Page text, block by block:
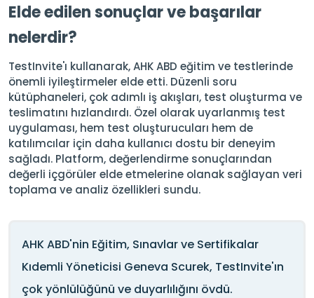
Elde edilen sonuçlar ve başarılar
nelerdir?
TestInvite'ı kullanarak, AHK ABD eğitim ve testlerinde
önemli iyileştirmeler elde etti. Düzenli soru
kütüphaneleri, çok adımlı iş akışları, test oluşturma ve
teslimatını hızlandırdı. Özel olarak uyarlanmış test
uygulaması, hem test oluşturucuları hem de
katılımcılar için daha kullanıcı dostu bir deneyim
sağladı. Platform, değerlendirme sonuçlarından
değerli içgörüler elde etmelerine olanak sağlayan veri
toplama ve analiz özellikleri sundu.
AHK ABD'nin Eğitim, Sınavlar ve Sertifikalar
Kıdemli Yöneticisi Geneva Scurek, TestInvite'ın
çok yönlülüğünü ve duyarlılığını övdü.